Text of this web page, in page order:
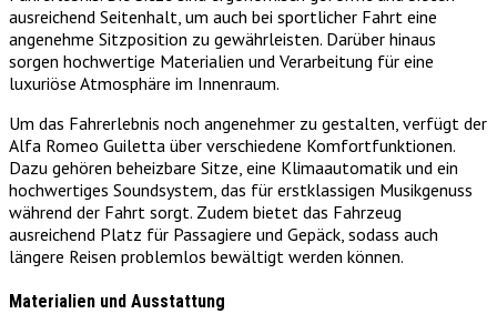
ausreichend Seitenhalt, um auch bei sportlicher Fahrt eine
angenehme Sitzposition zu gewährleisten. Darüber hinaus
sorgen hochwertige Materialien und Verarbeitung für eine
luxuriöse Atmosphäre im Innenraum.
Um das Fahrerlebnis noch angenehmer zu gestalten, verfügt der
Alfa Romeo Guiletta über verschiedene Komfortfunktionen.
Dazu gehören beheizbare Sitze, eine Klimaautomatik und ein
hochwertiges Soundsystem, das für erstklassigen Musikgenuss
während der Fahrt sorgt. Zudem bietet das Fahrzeug
ausreichend Platz für Passagiere und Gepäck, sodass auch
längere Reisen problemlos bewältigt werden können.
Materialien und Ausstattung